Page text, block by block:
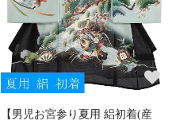
【男児お宮参り夏用 絽初着(産